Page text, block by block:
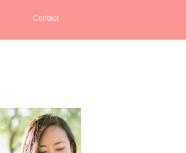
Contact